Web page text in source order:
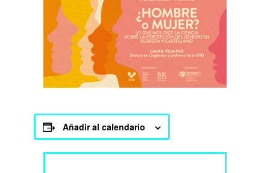
Añadir al calendario